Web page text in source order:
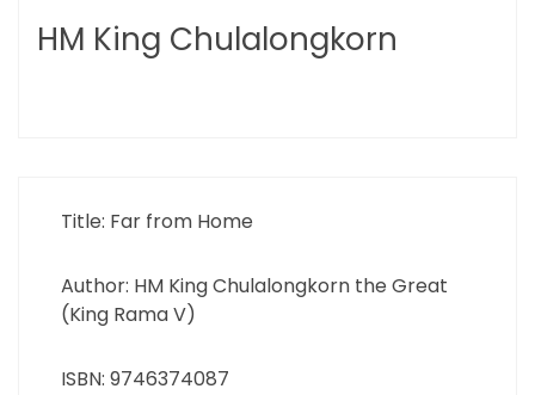
HM King Chulalongkorn
Title: Far from Home
Author: HM King Chulalongkorn the Great
(King Rama V)
ISBN: 9746374087